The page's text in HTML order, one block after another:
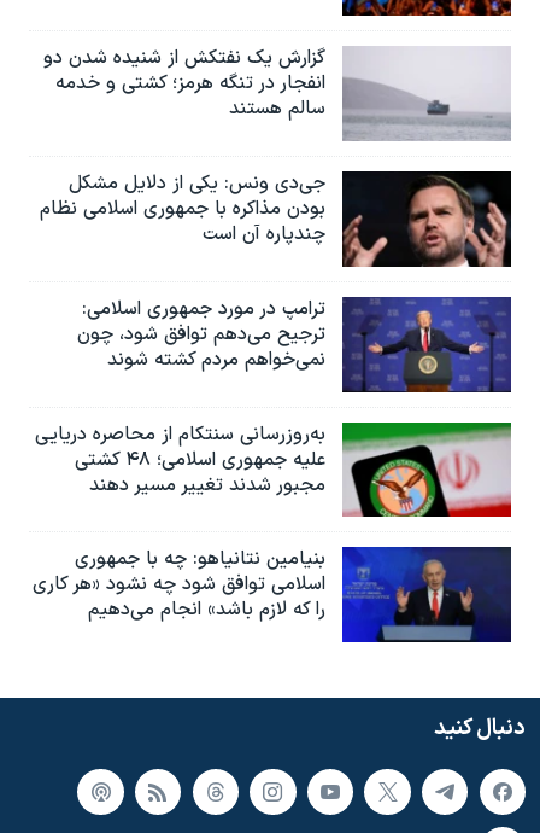
گزارش یک نفتکش از شنیده شدن دو
انفجار در تنگه هرمز؛ کشتی و خدمه
سالم هستند
جی‌دی ونس: یکی از دلایل مشکل
بودن مذاکره با جمهوری اسلامی نظام
چندپاره آن است
ترامپ در مورد جمهوری اسلامی:
ترجیح می‌دهم توافق شود، چون
نمی‌خواهم مردم کشته شوند
به‌روزرسانی سنتکام از محاصره دریایی
علیه جمهوری اسلامی؛ ۴۸ کشتی
مجبور شدند تغییر مسیر دهند
بنیامین نتانیاهو: چه با جمهوری
اسلامی توافق شود چه نشود «هر کاری
را که لازم باشد» انجام می‌دهیم
دنبال کنید